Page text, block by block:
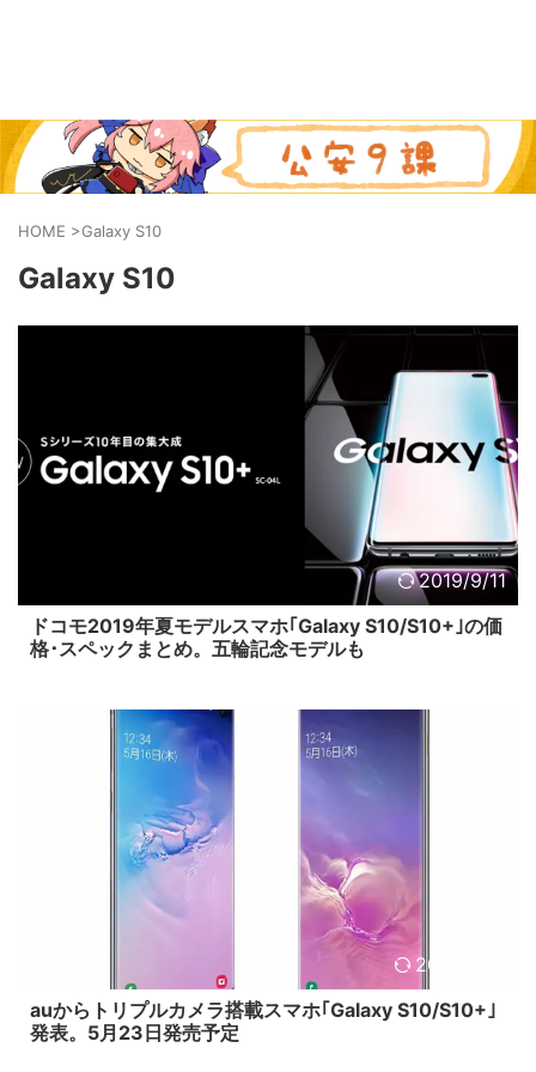
HOME >Galaxy S10
Galaxy S10
2019/9/11
ドコモ2019年夏モデルスマホ｢Galaxy S10/S10+｣の価
格･スペックまとめ。五輪記念モデルも
2019/5/16
auからトリプルカメラ搭載スマホ｢Galaxy S10/S10+｣
発表。5月23日発売予定